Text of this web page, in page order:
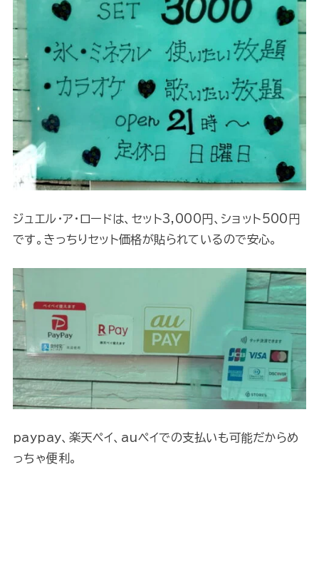
ジュエル・ア・ロードは、セット3,000円、ショット500円
です。きっちりセット価格が貼られているので安心。
paypay、楽天ペイ、auペイでの支払いも可能だからめ
っちゃ便利。